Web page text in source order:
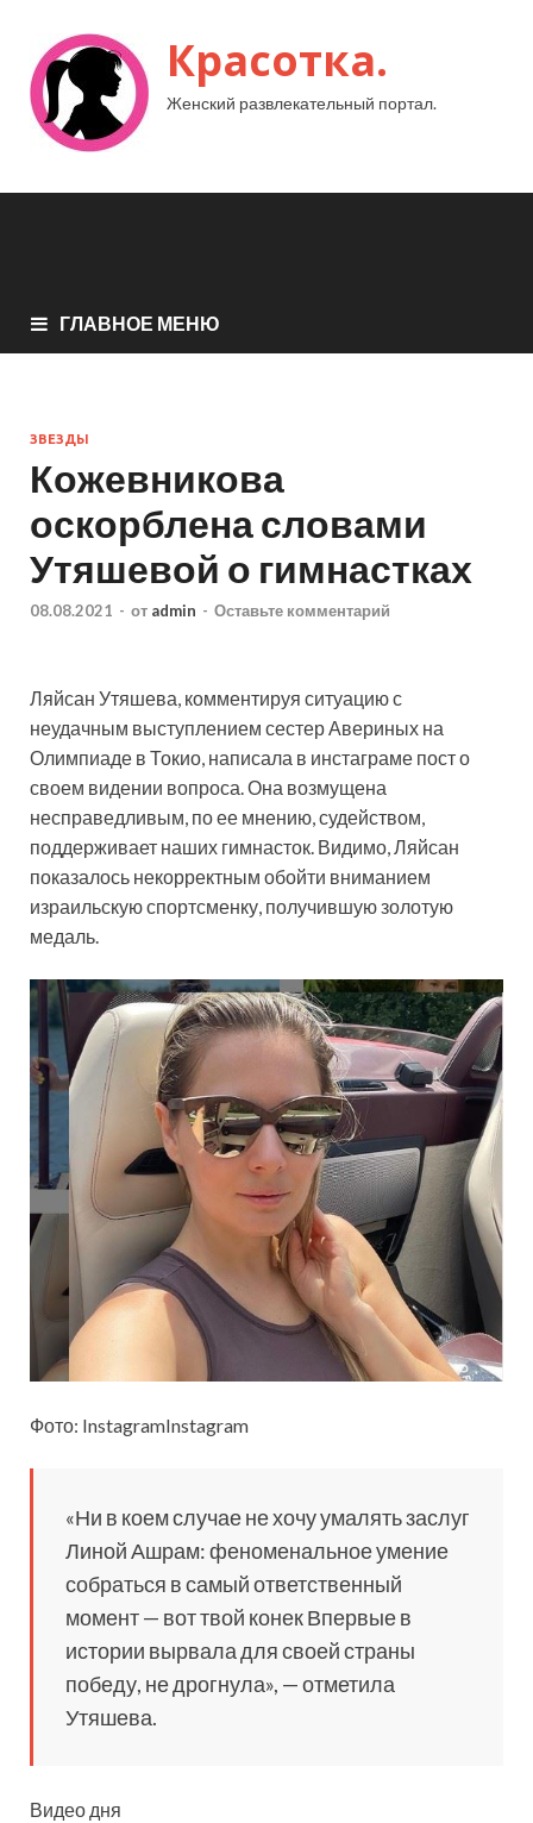
Красотка.
Женский развлекательный портал.
ГЛАВНОЕ МЕНЮ
ЗВЕЗДЫ
Кожевникова
оскорблена словами
Утяшевой о гимнастках
08.08.2021 - от admin - Оставьте комментарий
Ляйсан Утяшева, комментируя ситуацию с
неудачным выступлением сестер Авериных на
Олимпиаде в Токио, написала в инстаграме пост о
своем видении вопроса. Она возмущена
несправедливым, по ее мнению, судейством,
поддерживает наших гимнасток. Видимо, Ляйсан
показалось некорректным обойти вниманием
израильскую спортсменку, получившую золотую
медаль.
Фото: InstagramInstagram
«Ни в коем случае не хочу умалять заслуг
Линой Ашрам: феноменальное умение
собраться в самый ответственный
момент — вот твой конек Впервые в
истории вырвала для своей страны
победу, не дрогнула», — отметила
Утяшева.
Видео дня